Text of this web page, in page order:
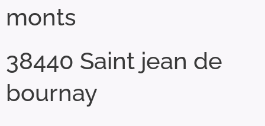
monts
38440 Saint jean de
bournay